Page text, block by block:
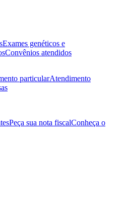
Exames genéticos e
Convênios atendidos
particularAtendimento
Peça sua nota fiscalConheça o